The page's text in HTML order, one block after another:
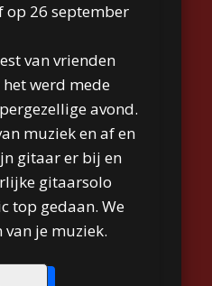
op 26 september
van vrienden
werd mede
avond.
muziek en af en
gitaar er bij en
gitaarsolo
top gedaan. We
van je muziek.